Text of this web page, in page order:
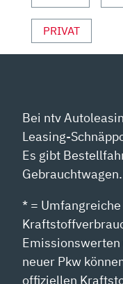
VON
YOUTUBE
ANZEIGEN
PRIVAT
Bei ntv
Leasing-
Es gibt
Gebrauchtwagen.
* =
Emissionswerten
neuer Pkw
offiziellen